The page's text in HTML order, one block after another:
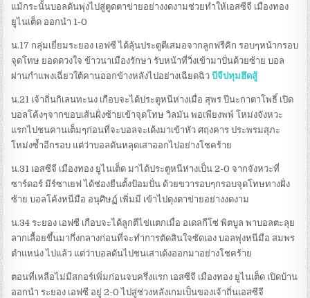
แม้กระนั้นบอลดันพุ่งไปสู่ตูดตาข่ายอย่างงดงามช่วยทำให้เอสซีจี เมืองทอง
ยูไนเต็ด ออกนำ 1-0
น.17 กลุ่มเยี่ยมระยอง เอฟซี ได้ลุ้นประตูตีเสมอจากลูกฟรีคิก รอบๆหน้ากรอบ
จุดโทษ ยอดดวงใจ ข้าวนาเมืองรักษา รับหน้าที่วิ่งเข้ามาปั่นด้วยซ้าย บอล
ผ่านกำแพงเฉี่ยวใต้คานออกข้างหลังไปอย่างเฉียดฉิวบีจีปทุมฮึดสู้
น.21 เจ้าถิ่นกิเลนทะนง เกือบจะได้ประตูหนีห่างเมื่อ สุพร ปีนะกาตาโพธิ์ เปิด
บอลโค้งๆจากขอบเส้นฝั่งซ้ายเข้าจุดโทษ วิลมัน พอเพียงพพ์ โหม่งจังหวะ
แรกไปชนคานเต็มๆก่อนที่จะบอลจะเด้งมาเข้าหัว ศฤงคาร ประพรมสุภะ
โหม่งซ้ำอีกรอบ แต่ว่าบอลดันหลุดเสาออกไปอย่างโชคร้าย
น.31 เอสซีจี เมืองทอง ยูไนเต็ด มาได้ประตูหนีห่างเป็น 2-0 จากจังหวะที่
ซาร์ดอร์ มีร์ซาเยฟ ได้ช่องยืนตั้งป้อมปั่น ด้วยขวารอบๆกรอบจุดโทษทางฝั่ง
ซ้าย บอลโค้งหนีมือ อนุศิษฏ์ เพิ่มมี เข้าไปตุงตาข่ายอย่างงดงาม
น.34 ระยอง เอฟซี เกือบจะได้ลูกตีไข่แตกเมื่อ อเดลกีโซ่ พิตบูล พาบอลตะลุย
ลากเลื้อยขึ้นมากึ่งกลางก่อนที่จะทำการตัดสินใจซัดเอง บอลพุ่งหนีมือ สมพร
ตำแหน่ง ไปแล้ว แต่ว่าบอลดันไปชนเสาเด้งออกมาอย่างโชคร้าย
ตอนที่เหลือไม่มีสกอร์เพิ่มก่อนจบครึ่งแรก เอสซีจี เมืองทอง ยูไนเต็ด เปิดบ้าน
ออกนำ ระยอง เอฟซี อยู่ 2-0 ไปสู่ช่วงหลังเกมเป็นของเจ้าถิ่นเอสซีจี